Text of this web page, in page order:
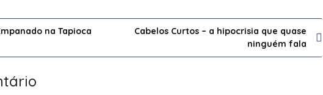
na Tapioca
Cabelos Curtos – a hipocrisia que quase
ninguém fala